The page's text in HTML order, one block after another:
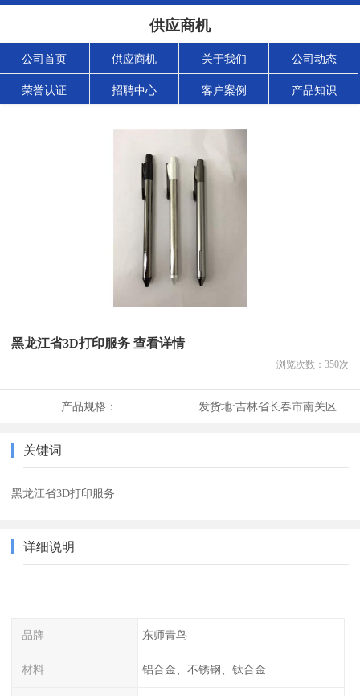
供应商机
公司首页 供应商机 关于我们 公司动态
荣誉认证 招聘中心 客户案例 产品知识
黑龙江省3D打印服务 查看详情
浏览次数： 350次
产品规格： 发货地:吉林省长春市南关区
关键词
黑龙江省3D打印服务
详细说明
品牌 东师青鸟
材料 铝合金、不锈钢、钛合金